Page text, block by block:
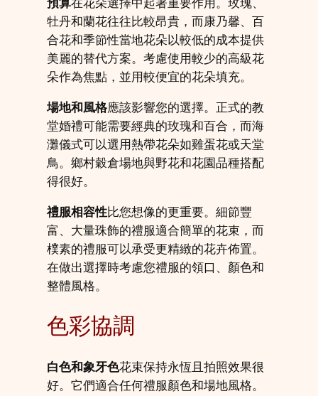
預算在花朵選擇中起著重要作用。玫瑰、
牡丹和蘭花往往比較昂貴，而康乃馨、百
合花和季節性當地花朵以較低的成本提供
美麗的替代方案。考慮使用較少的高級花
朵作為焦點，並用較便宜的花朵填充。
場地和風格應該影響您的選擇。正式的教
堂婚禮可能需要經典的玫瑰和百合，而海
灘儀式可以選用熱帶花朵如雞蛋花或天堂
鳥。鄉村穀倉場地與野花和花園品種搭配
得很好。
禮服相容性比您想像的更重要。細節豐
富、大量珠飾的禮服適合簡單的花束，而
樸素的禮服可以承受更精緻的花卉佈置。
在做出選擇時考慮您禮服的領口、顏色和
整體風格。
色彩協調
白色和象牙色花束保持永恆且拍照效果很
好。它們適合任何禮服顏色和場地風格。